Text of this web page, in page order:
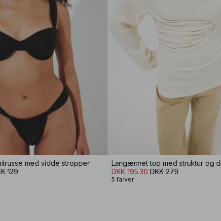
med vidde stropper
129
Langærmet top med struktur og
DKK 195.30 DKK 279
5 farver